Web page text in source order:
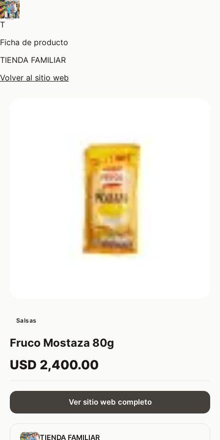
T
Ficha de producto
TIENDA FAMILIAR
Volver al sitio web
Salsas
Fruco Mostaza 80g
USD 2,400.00
Ver sitio web completo
TIENDA FAMILIAR